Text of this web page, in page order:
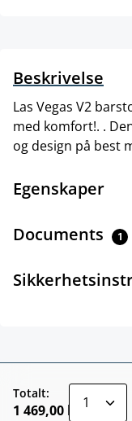
Beskrivelse
Las Vegas V2
med komfort!. .
og design på best
Egenskaper
Documents 1
Totalt:
1 469,00 kr